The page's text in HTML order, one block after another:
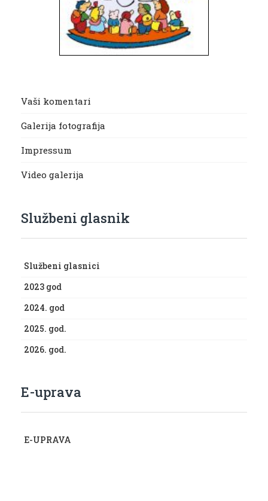
Vaši komentari
Galerija fotografija
Impressum
Video galerija
Službeni glasnik
Službeni glasnici
2023 god
2024. god
2025. god.
2026. god.
E-uprava
E-UPRAVA